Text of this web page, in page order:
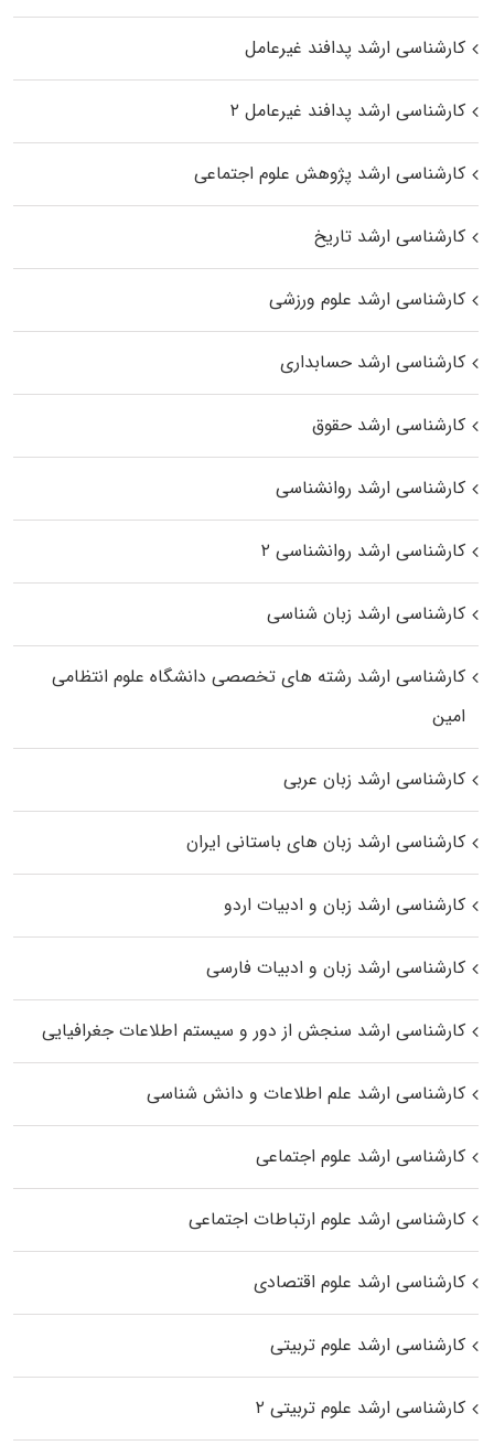
کارشناسی ارشد پدافند غیرعامل
کارشناسی ارشد پدافند غیرعامل ۲
کارشناسی ارشد پژوهش علوم اجتماعی
کارشناسی ارشد تاریخ
کارشناسی ارشد علوم ورزشی
کارشناسی ارشد حسابداری
کارشناسی ارشد حقوق
کارشناسی ارشد روانشناسی
کارشناسی ارشد روانشناسی ۲
کارشناسی ارشد زبان شناسی
کارشناسی ارشد رﺷﺘﻪ ﻫﺎی تخصصی داﻧﺸﮕﺎه ﻋﻠﻮم انتظامی
اﻣﻴﻦ
کارشناسی ارشد زبان عربی
کارشناسی ارشد زبان‌ های باستانی ایران
کارشناسی ارشد زبان و ادبیات اردو
کارشناسی ارشد زبان و ادبیات فارسی
کارشناسی ارشد سنجش از دور و سیستم اطلاعات جغرافیایی
کارشناسی ارشد علم اطلاعات و دانش شناسی
کارشناسی ارشد علوم اجتماعی
کارشناسی ارشد علوم ارتباطات اجتماعی
کارشناسی ارشد علوم اقتصادی
کارشناسی ارشد علوم تربیتی
کارشناسی ارشد علوم تربیتی ۲